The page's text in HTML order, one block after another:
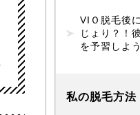
VIＯ脱毛後
じょり？！
を予習しよう
私の脱毛方法